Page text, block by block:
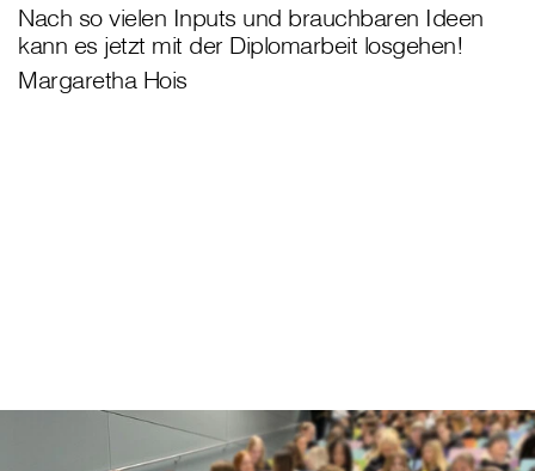
Nach so vielen Inputs und brauchbaren Ideen
kann es jetzt mit der Diplomarbeit losgehen!
Margaretha Hois